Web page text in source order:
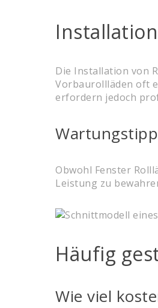
Die Installation von
Vorbaurollläden oft
erfordern jedoch
Obwohl Fenster
Leistung zu
Häufig
Wie viel